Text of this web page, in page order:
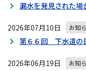
漏水を発見された場
2026年07月10日 お知
第６６回 下水道の
2026年06月19日 お知